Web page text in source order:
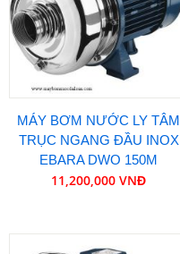
MÁY BƠM NƯỚC LY TÂM
TRỤC NGANG ĐẦU INOX
EBARA DWO 150M
11,200,000 VNĐ